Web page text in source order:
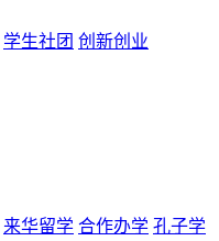
学生社团 创新创业
来华留学 合作办学 孔子学